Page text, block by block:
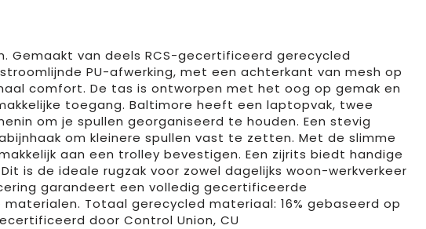
Gemaakt van deels RCS-gecertificeerd gerecycled
PU-afwerking, met een achterkant van mesh op
comfort. De tas is ontworpen met het oog op gemak en
toegang. Baltimore heeft een laptopvak, twee
om je spullen georganiseerd te houden. Een stevig
om kleinere spullen vast te zetten. Met de slimme
aan een trolley bevestigen. Een zijrits biedt handige
is de ideale rugzak voor zowel dagelijks woon-werkverkeer
garandeert een volledig gecertificeerde
Totaal gerecycled materiaal: 16% gebaseerd op
door Control Union, CU